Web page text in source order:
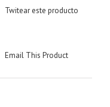
Twitear este producto
Email This Product